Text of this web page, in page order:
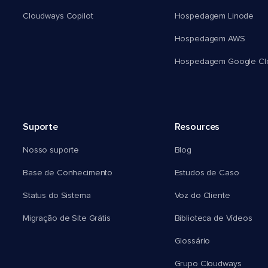
Cloudways Copilot Hospedagem Linode
Hospedagem AWS
Hospedagem Google
Suporte
Nosso suporte
Base de Conhecimento
Status do Sistema
Migração de Site Grátis
Resources
Blog
Estudos de Caso
Voz do Cliente
Biblioteca de Vídeos
Glossário
Grupo Cloudways